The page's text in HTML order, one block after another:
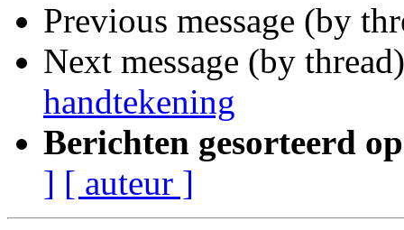
Previous message (by
Next message (by
handtekening
Berichten gesorteerd
] [ auteur ]